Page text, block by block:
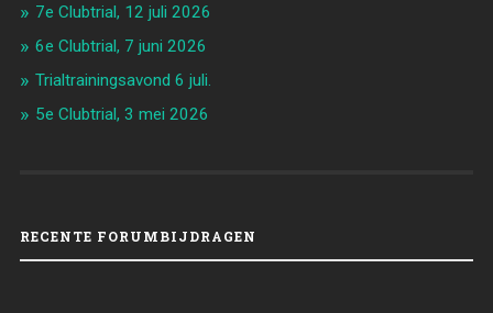
7e Clubtrial, 12 juli 2026
6e Clubtrial, 7 juni 2026
Trialtrainingsavond 6 juli.
5e Clubtrial, 3 mei 2026
RECENTE FORUMBIJDRAGEN